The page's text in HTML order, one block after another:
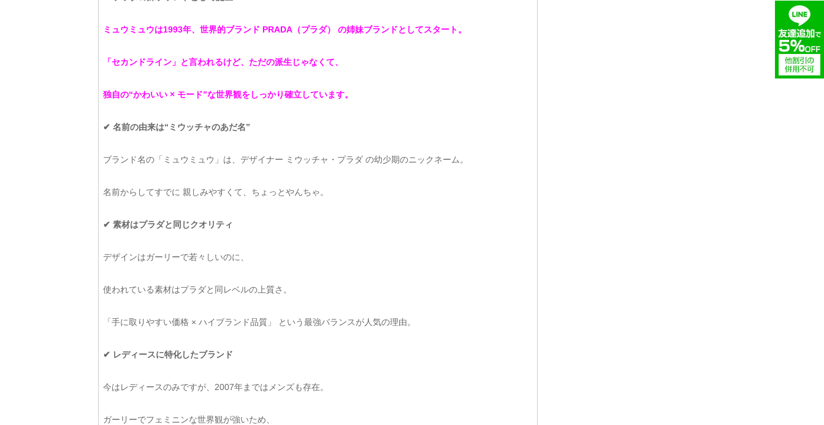
ミュウミュウは1993年、世界的ブランド PRADA（プラダ） の姉妹ブランドとしてスタート。
「セカンドライン」と言われるけど、ただの派生じゃなくて、
独自の“かわいい × モード”な世界観をしっかり確立しています。
✔ 名前の由来は“ミウッチャのあだ名”
ブランド名の「ミュウミュウ」は、デザイナー ミウッチャ・プラダ の幼少期のニックネーム。
名前からしてすでに 親しみやすくて、ちょっとやんちゃ。
✔ 素材はプラダと同じクオリティ
デザインはガーリーで若々しいのに、
使われている素材はプラダと同レベルの上質さ。
「手に取りやすい価格 × ハイブランド品質」 という最強バランスが人気の理由。
✔ レディースに特化したブランド
今はレディースのみですが、2007年まではメンズも存在。
ガーリーでフェミニンな世界観が強いため、